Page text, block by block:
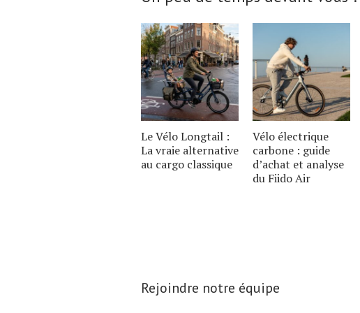
Le Vélo Longtail :
La vraie alternative
au cargo classique
Vélo électrique
carbone : guide
d’achat et analyse
du Fiido Air
Rejoindre notre équipe